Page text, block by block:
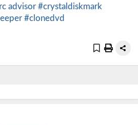
advisor #crystaldiskmark
#clonedvd